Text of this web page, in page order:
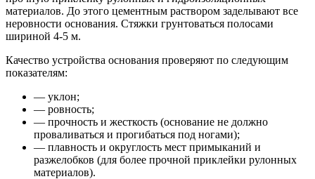
материалов. До этого цементным раствором заделывают все
неровности основания. Стяжки грунтоваться полосами
шириной 4-5 м.
Качество устройства основания проверяют по следующим
показателям:
— уклон;
— ровность;
— прочность и жесткость (основание не должно
проваливаться и прогибаться под ногами);
— плавность и округлость мест примыканий и
разжелобков (для более прочной приклейки рулонных
материалов).